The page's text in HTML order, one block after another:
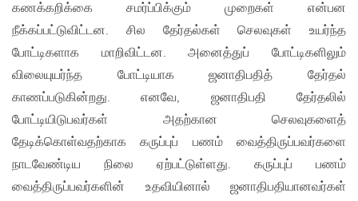
கணக்கறிக்கை சமர்ப்பிக்கும் முறைகள் என்பன
நீக்கப்பட்டுவிட்டன. சில தேர்தல்கள் செலவுகள் உயர்ந்த
போட்டிகளாக மாறிவிட்டன. அனைத்துப் போட்டிகளிலும்
விலையுயர்ந்த போட்டியாக ஜனாதிபதித் தேர்தல்
காணப்படுகின்றது. எனவே, ஜனாதிபதி தேர்தலில்
போட்டியிடுபவர்கள் அதற்கான செலவுகளைத்
தேடிக்கொள்வதற்காக கருப்புப் பணம் வைத்திருப்பவர்களை
நாடவேண்டிய நிலை ஏற்பட்டுள்ளது. கருப்புப் பணம்
வைத்திருப்பவர்களின் உதவியினால் ஜனாதிபதியானவர்கள்